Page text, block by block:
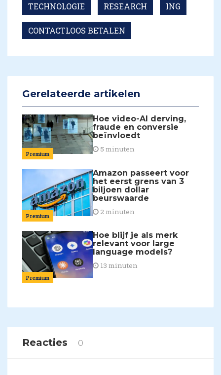
TECHNOLOGIE RESEARCH ING
CONTACTLOOS BETALEN
Gerelateerde artikelen
Premium
Hoe video-AI derving,
fraude en conversie
beïnvloedt
5 minuten
Premium
Amazon passeert voor
het eerst grens van 3
biljoen dollar
beurswaarde
2 minuten
Premium
Hoe blijf je als merk
relevant voor large
language models?
13 minuten
Reacties 0